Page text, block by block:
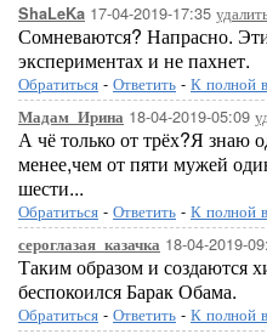
ShaLeKa 17-04-2019-17:35
Сомневаются? Напрасно.
экспериментах и не пахнет.
Обратиться - Ответить - К полной
Мадам_Ирина 18-04-2019-05:09
А чё только от трёх?Я знаю
менее,чем от пяти мужей
шести...
Обратиться - Ответить - К полной
сероглазая_казачка 18-04-2019-
Таким образом и создаются
беспокоился Барак Обама.
Обратиться - Ответить - К полной